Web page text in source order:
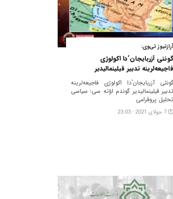
آرازنیوز تی‌وی:
گونئی آزربایجان’دا اکولوژی
فاجیعه‌لرینه تدبیر قیلینمالیدیر
گونئی آزربایجان’دا اکولوژی فاجیعه‌لرینه
تدبیر قیلینمالیدیر گوندم اؤته سی؛ سیاسی
تحلیل پروقرامی
7 جولای 2021 - 23:03